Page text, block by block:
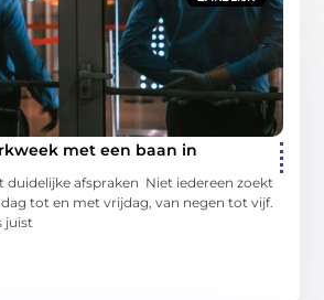
met een baan in
duidelijke afspraken Niet iedereen zoekt
tot en met vrijdag, van negen tot vijf.
juist